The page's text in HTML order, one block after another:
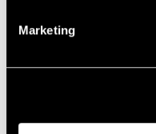
Marketing